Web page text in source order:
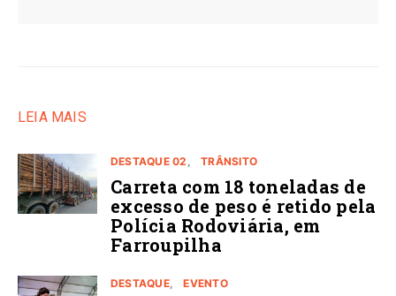
LEIA MAIS
DESTAQUE 02 TRÂNSITO
Carreta com 18 toneladas de
excesso de peso é retido pela
Polícia Rodoviária, em
Farroupilha
DESTAQUE EVENTO